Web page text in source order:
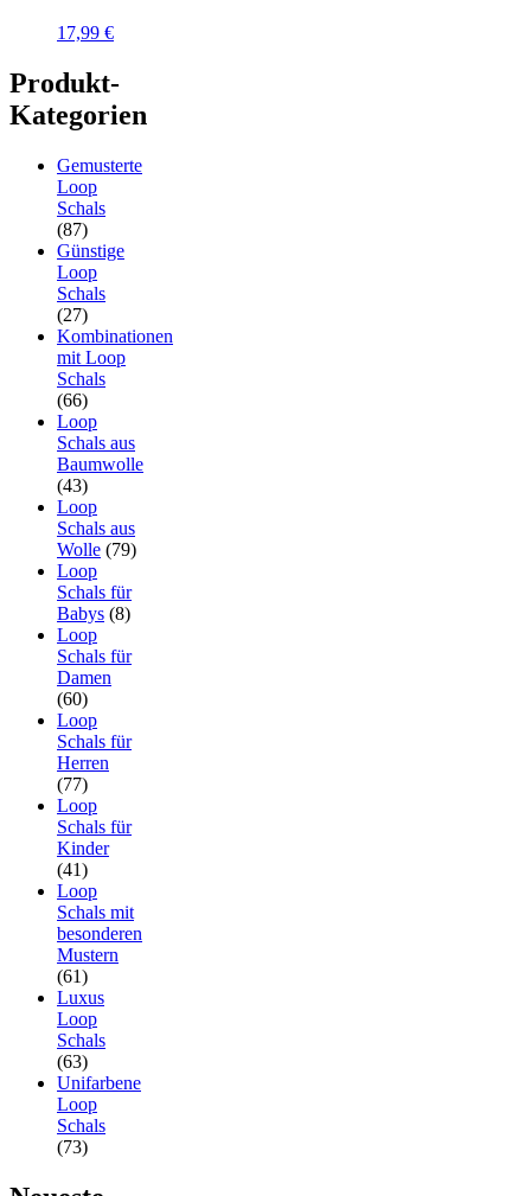
17,99 €
Produkt-
Kategorien
Gemusterte
Loop
Schals
(87)
Günstige
Loop
Schals
(27)
Kombinationen
mit Loop
Schals
(66)
Loop
Schals aus
Baumwolle
(43)
Loop
Schals aus
Wolle (79)
Loop
Schals für
Babys (8)
Loop
Schals für
Damen
(60)
Loop
Schals für
Herren
(77)
Loop
Schals für
Kinder
(41)
Loop
Schals mit
besonderen
Mustern
(61)
Luxus
Loop
Schals
(63)
Unifarbene
Loop
Schals
(73)